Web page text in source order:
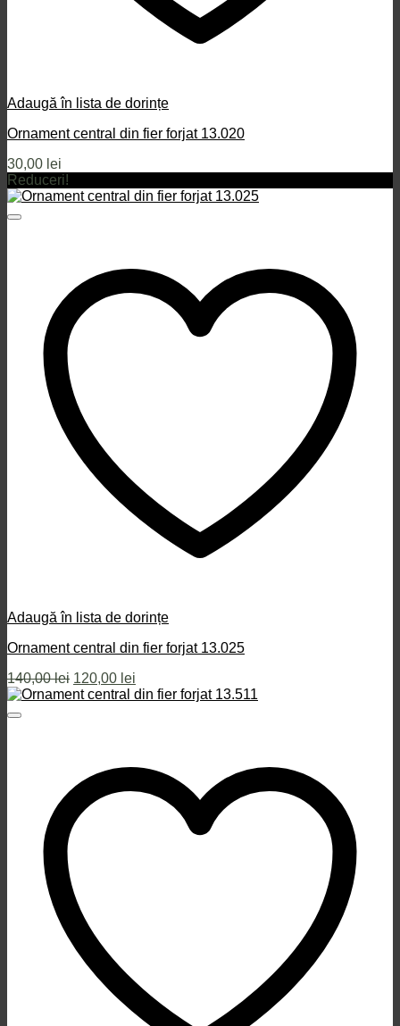
Adaugă în lista de dorințe
Ornament central din fier forjat 13.020
30,00 lei
Reduceri!
Adaugă în lista de dorințe
Ornament central din fier forjat 13.025
140,00lei Prețul
inițial
120,00 lei
curent